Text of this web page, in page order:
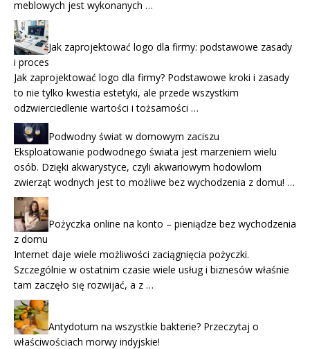
meblowych jest wykonanych …
Jak zaprojektować logo dla firmy: podstawowe zasady
i proces
Jak zaprojektować logo dla firmy? Podstawowe kroki i zasady
to nie tylko kwestia estetyki, ale przede wszystkim
odzwierciedlenie wartości i tożsamości …
Podwodny świat w domowym zaciszu
Eksploatowanie podwodnego świata jest marzeniem wielu
osób. Dzięki akwarystyce, czyli akwariowym hodowlom
zwierząt wodnych jest to możliwe bez wychodzenia z domu! …
Pożyczka online na konto – pieniądze bez wychodzenia
z domu
Internet daje wiele możliwości zaciągnięcia pożyczki.
Szczególnie w ostatnim czasie wiele usług i biznesów właśnie
tam zaczęło się rozwijać, a z …
Antydotum na wszystkie bakterie? Przeczytaj o
właściwościach morwy indyjskie!